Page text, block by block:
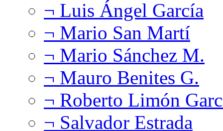
¬ Luis Ángel García
¬ Mario San Martí
¬ Mario Sánchez M.
¬ Mauro Benites G.
¬ Roberto Limón
¬ Salvador Estrada